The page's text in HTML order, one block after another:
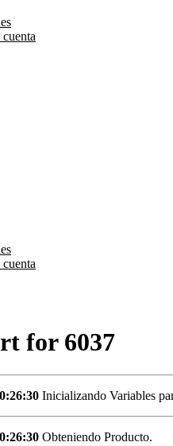
for 6037
Inicializando Variables
Obteniendo Producto.